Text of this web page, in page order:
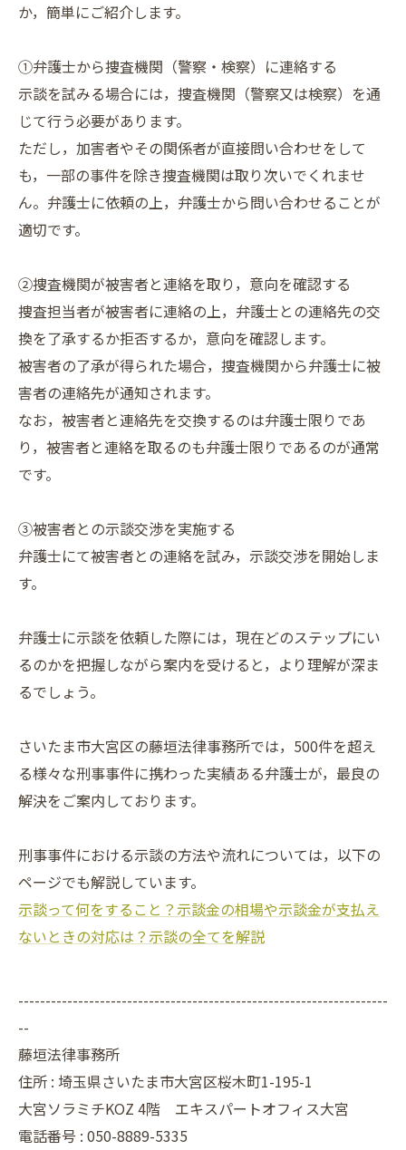
か，簡単にご紹介します。
①弁護士から捜査機関（警察・検察）に連絡する
示談を試みる場合には，捜査機関（警察又は検察）を通
じて行う必要があります。
ただし，加害者やその関係者が直接問い合わせをして
も，一部の事件を除き捜査機関は取り次いでくれませ
ん。弁護士に依頼の上，弁護士から問い合わせることが
適切です。
②捜査機関が被害者と連絡を取り，意向を確認する
捜査担当者が被害者に連絡の上，弁護士との連絡先の交
換を了承するか拒否するか，意向を確認します。
被害者の了承が得られた場合，捜査機関から弁護士に被
害者の連絡先が通知されます。
なお，被害者と連絡先を交換するのは弁護士限りであ
り，被害者と連絡を取るのも弁護士限りであるのが通常
です。
③被害者との示談交渉を実施する
弁護士にて被害者との連絡を試み，示談交渉を開始しま
す。
弁護士に示談を依頼した際には，現在どのステップにい
るのかを把握しながら案内を受けると，より理解が深ま
るでしょう。
さいたま市大宮区の藤垣法律事務所では，500件を超え
る様々な刑事事件に携わった実績ある弁護士が，最良の
解決をご案内しております。
刑事事件における示談の方法や流れについては，以下の
ページでも解説しています。
示談って何をすること？示談金の相場や示談金が支払え
ないときの対応は？示談の全てを解説
--------------------------------------------------------------------
--
藤垣法律事務所
住所 : 埼玉県さいたま市大宮区桜木町1-195-1
大宮ソラミチKOZ 4階 エキスパートオフィス大宮
電話番号 : 050-8889-5335